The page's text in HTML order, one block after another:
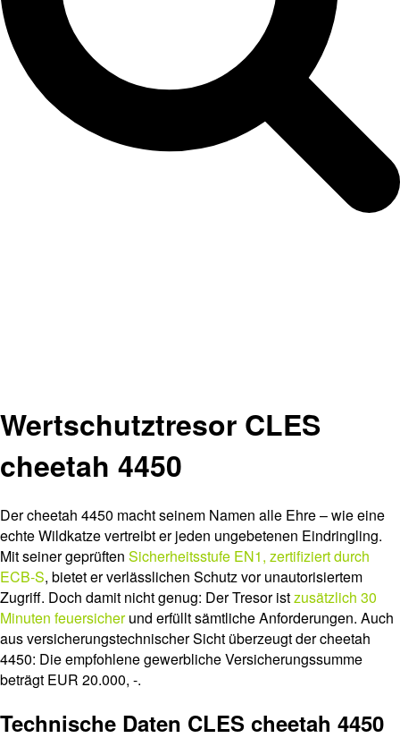
Wertschutztresor CLES
cheetah 4450
Der cheetah 4450 macht seinem Namen alle Ehre – wie eine
echte Wildkatze vertreibt er jeden ungebetenen Eindringling.
Mit seiner geprüften Sicherheitsstufe EN1, zertifiziert durch
ECB-S, bietet er verlässlichen Schutz vor unautorisiertem
Zugriff. Doch damit nicht genug: Der Tresor istzusätzlich 30
Minuten feuersicherund erfüllt sämtliche Anforderungen. Auch
aus versicherungstechnischer Sicht überzeugt der cheetah
4450: Die empfohlene gewerbliche Versicherungssumme
beträgt EUR 20.000, -.
Technische Daten CLES cheetah 4450